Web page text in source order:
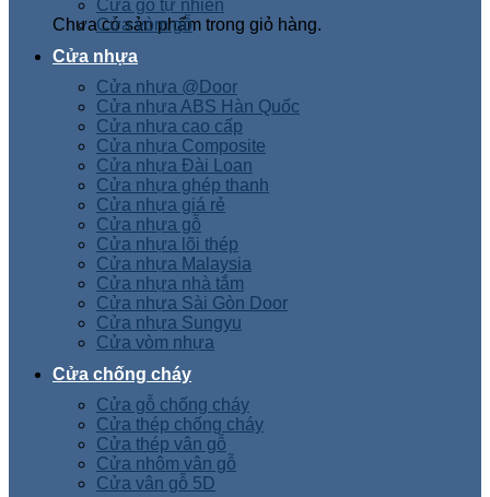
Chưa có sản phẩm trong giỏ hàng.
Cửa gỗ tự nhiên
Cửa vòm gỗ
Cửa nhựa
Cửa nhựa @Door
Cửa nhựa ABS Hàn Quốc
Cửa nhựa cao cấp
Cửa nhựa Composite
Cửa nhựa Đài Loan
Cửa nhựa ghép thanh
Cửa nhựa giá rẻ
Cửa nhựa gỗ
Cửa nhựa lõi thép
Cửa nhựa Malaysia
Cửa nhựa nhà tắm
Cửa nhựa Sài Gòn Door
Cửa nhựa Sungyu
Cửa vòm nhựa
Cửa chống cháy
Cửa gỗ chống cháy
Cửa thép chống cháy
Cửa thép vân gỗ
Cửa nhôm vân gỗ
Cửa vân gỗ 5D